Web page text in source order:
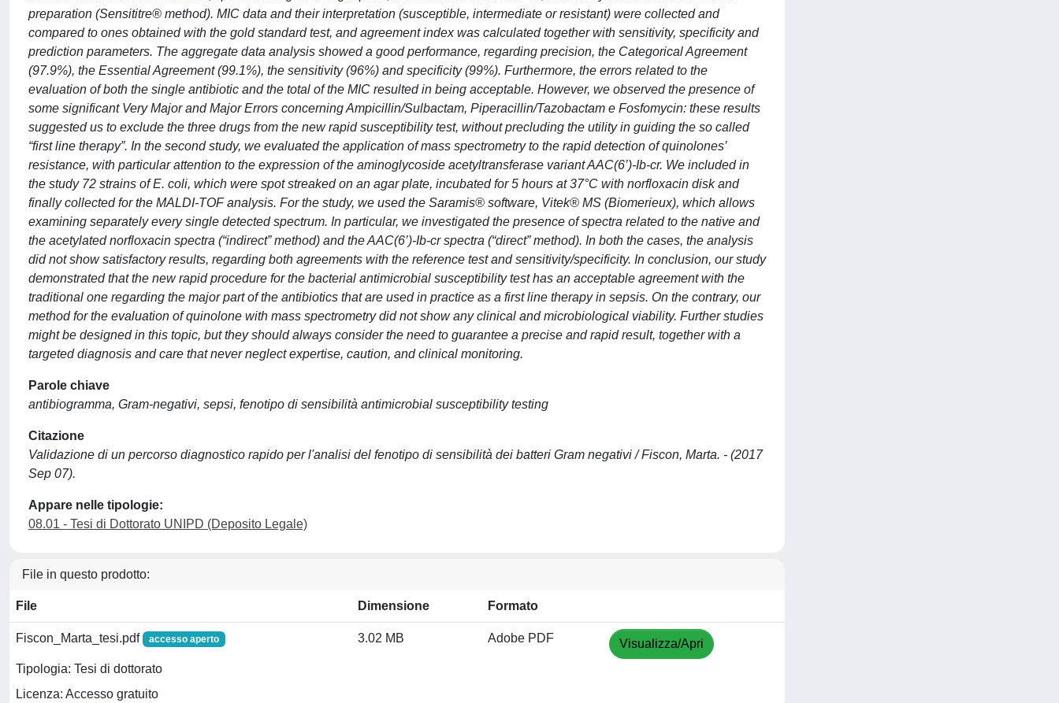
preparation (Sensititre® method). MIC data and their interpretation (susceptible, intermediate or resistant) were collected and
compared to ones obtained with the gold standard test, and agreement index was calculated together with sensitivity, specificity and
prediction parameters. The aggregate data analysis showed a good performance, regarding precision, the Categorical Agreement
(97.9%), the Essential Agreement (99.1%), the sensitivity (96%) and specificity (99%). Furthermore, the errors related to the
evaluation of both the single antibiotic and the total of the MIC resulted in being acceptable. However, we observed the presence of
some significant Very Major and Major Errors concerning Ampicillin/Sulbactam, Piperacillin/Tazobactam e Fosfomycin: these results
suggested us to exclude the three drugs from the new rapid susceptibility test, without precluding the utility in guiding the so called
“first line therapy”. In the second study, we evaluated the application of mass spectrometry to the rapid detection of quinolones’
resistance, with particular attention to the expression of the aminoglycoside acetyltransferase variant AAC(6’)-Ib-cr. We included in
the study 72 strains of E. coli, which were spot streaked on an agar plate, incubated for 5 hours at 37°C with norfloxacin disk and
finally collected for the MALDI-TOF analysis. For the study, we used the Saramis® software, Vitek® MS (Biomerieux), which allows
examining separately every single detected spectrum. In particular, we investigated the presence of spectra related to the native and
the acetylated norfloxacin spectra (“indirect” method) and the AAC(6’)-Ib-cr spectra (“direct” method). In both the cases, the analysis
did not show satisfactory results, regarding both agreements with the reference test and sensitivity/specificity. In conclusion, our study
demonstrated that the new rapid procedure for the bacterial antimicrobial susceptibility test has an acceptable agreement with the
traditional one regarding the major part of the antibiotics that are used in practice as a first line therapy in sepsis. On the contrary, our
method for the evaluation of quinolone with mass spectrometry did not show any clinical and microbiological viability. Further studies
might be designed in this topic, but they should always consider the need to guarantee a precise and rapid result, together with a
targeted diagnosis and care that never neglect expertise, caution, and clinical monitoring.
Parole chiave
antibiogramma, Gram-negativi, sepsi, fenotipo di sensibilità antimicrobial susceptibility testing
Citazione
Validazione di un percorso diagnostico rapido per l'analisi del fenotipo di sensibilità dei batteri Gram negativi / Fiscon, Marta. - (2017
Sep 07).
Appare nelle tipologie:
08.01 - Tesi di Dottorato UNIPD (Deposito Legale)
File in questo prodotto:
File Dimensione Formato
Fiscon_Marta_tesi.pdf accesso aperto
Tipologia: Tesi di dottorato
Licenza: Accesso gratuito
3.02 MB Adobe PDF Visualizza/Apri